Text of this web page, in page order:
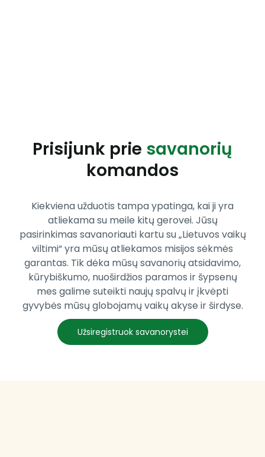
Prisijunk prie savanorių
komandos
Kiekviena užduotis tampa ypatinga, kai ji yra
atliekama su meile kitų gerovei. Jūsų
pasirinkimas savanoriauti kartu su „Lietuvos vaikų
viltimi“ yra mūsų atliekamos misijos sėkmės
garantas. Tik dėka mūsų savanorių atsidavimo,
kūrybiškumo, nuoširdžios paramos ir šypsenų
mes galime suteikti naujų spalvų ir įkvėpti
gyvybės mūsų globojamų vaikų akyse ir širdyse.
Užsiregistruok savanorystei